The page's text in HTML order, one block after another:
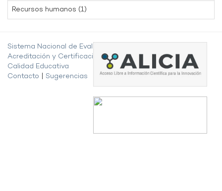
Recursos humanos (1)
Sistema Nacional de Evaluación,
Acreditación y Certificación de la
Calidad Educativa
Contacto
Sugerencias